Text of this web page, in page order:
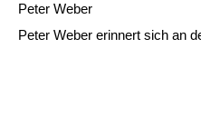
Peter Weber
Peter Weber erinnert sich an